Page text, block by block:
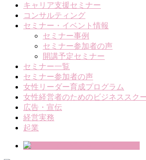
キャリア支援セミナー
コンサルティング
セミナー・イベント情報
セミナー事例
セミナー参加者の声
開講予定セミナー
セミナー一覧
セミナー参加者の声
女性リーダー育成プログラム
女性経営者のためのビジネススク
広告・宣伝
経営実務
起業